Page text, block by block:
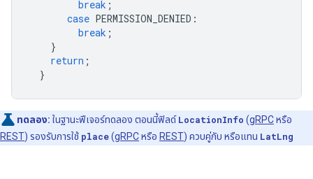
break ;
case PERMISSION_DENIED :
break ;
}
return ;
}
ทดลอง: ในฐานะฟีเจอร์ทดลอง ตอนนี้ฟิลด์LocationInfo (gRPCหรือ
REST) รองรับการใช้ place(gRPCหรือ REST) ควบคู่กับ หรือแทน LatLng